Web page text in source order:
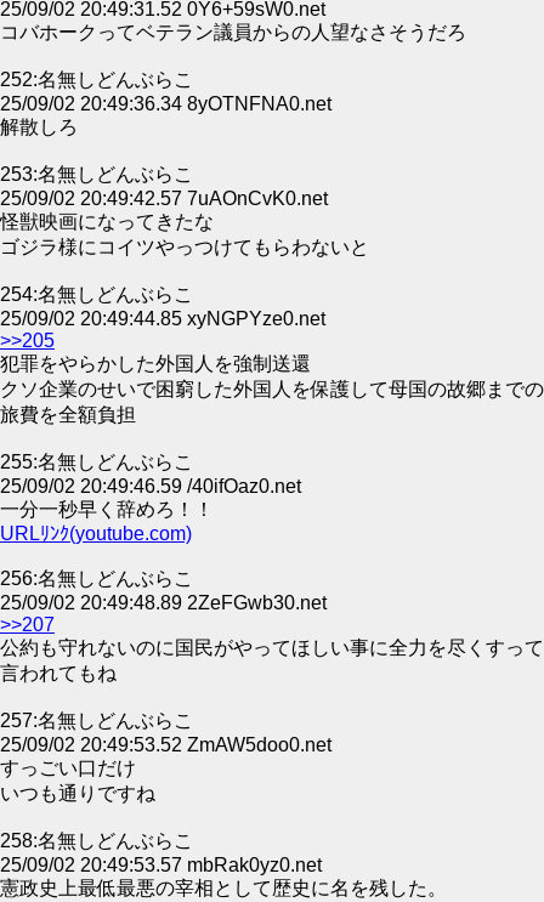
25/09/02 20:49:31.52 0Y6+59sW0.net
コバホークってベテラン議員からの人望なさそうだろ
252:名無しどんぶらこ
25/09/02 20:49:36.34 8yOTNFNA0.net
解散しろ
253:名無しどんぶらこ
25/09/02 20:49:42.57 7uAOnCvK0.net
怪獣映画になってきたな
ゴジラ様にコイツやっつけてもらわないと
254:名無しどんぶらこ
25/09/02 20:49:44.85 xyNGPYze0.net
>>205
犯罪をやらかした外国人を強制送還
クソ企業のせいで困窮した外国人を保護して母国の故郷までの
旅費を全額負担
255:名無しどんぶらこ
25/09/02 20:49:46.59 /40ifOaz0.net
一分一秒早く辞めろ！！
URLﾘﾝｸ(youtube.com)
256:名無しどんぶらこ
25/09/02 20:49:48.89 2ZeFGwb30.net
>>207
公約も守れないのに国民がやってほしい事に全力を尽くすって
言われてもね
257:名無しどんぶらこ
25/09/02 20:49:53.52 ZmAW5doo0.net
すっごい口だけ
いつも通りですね
258:名無しどんぶらこ
25/09/02 20:49:53.57 mbRak0yz0.net
憲政史上最低最悪の宰相として歴史に名を残した。